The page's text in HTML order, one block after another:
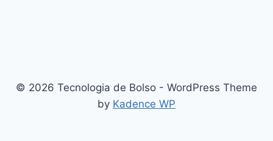
© 2026 Tecnologia de Bolso - WordPress Theme
by Kadence WP